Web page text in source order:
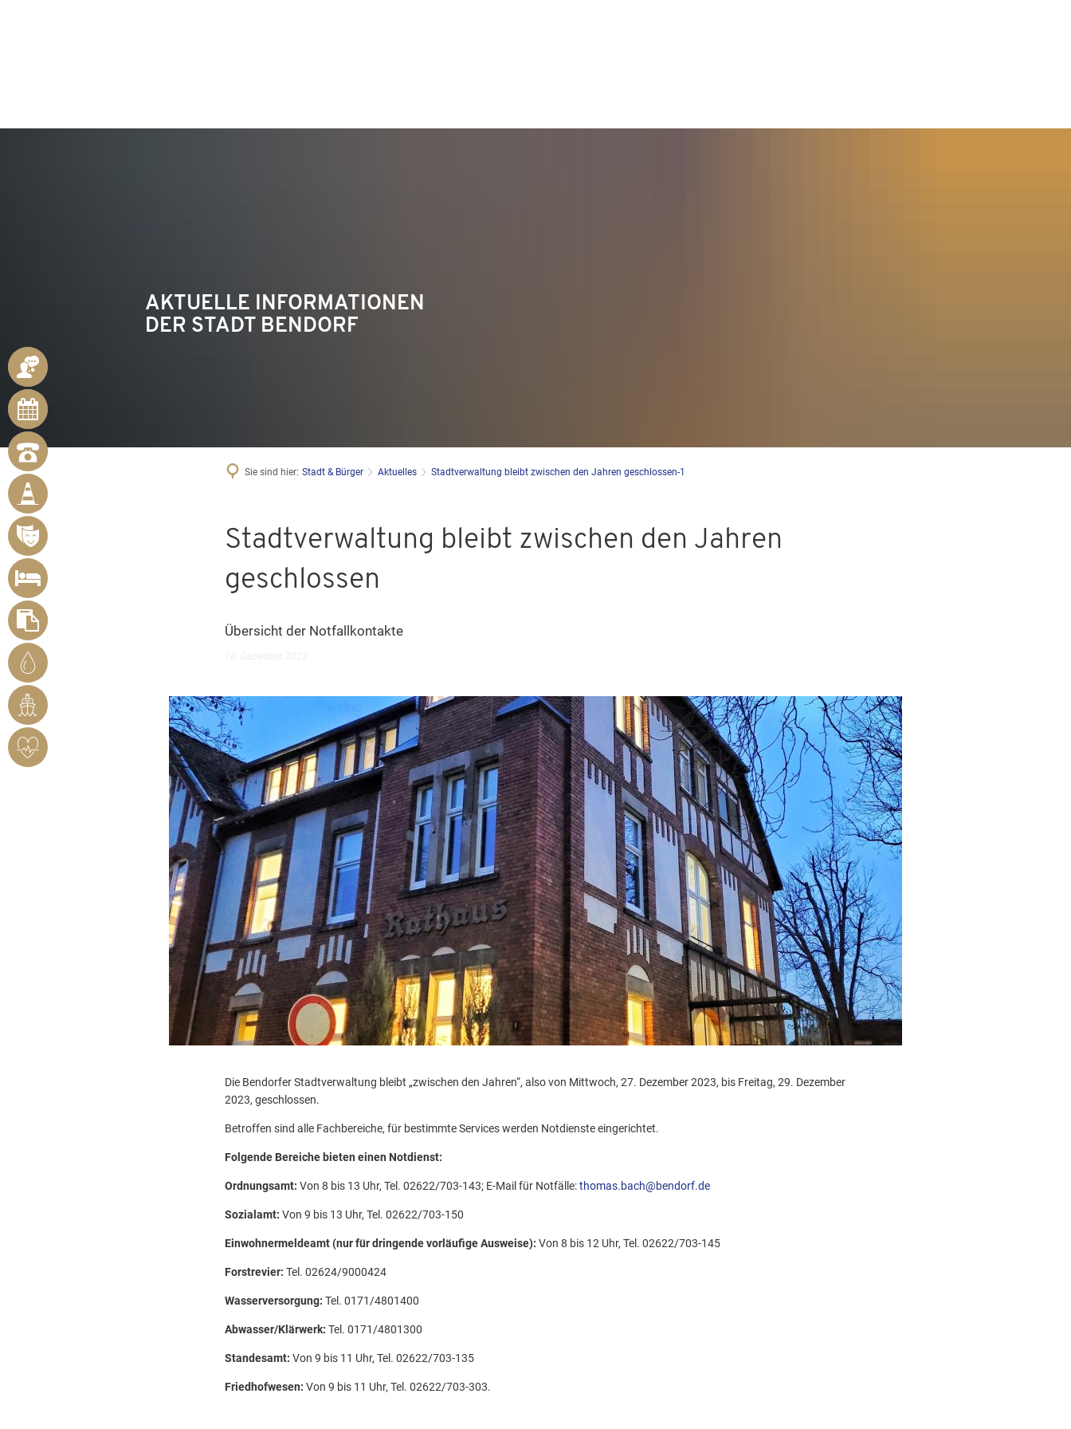
AKTUELLE INFORMATIONEN
DER STADT BENDORF
ANSPRECHPARTNER
ONLINE-
TERMINE
NOTRUFNUMMERN
BÜRGER
MELDEN
MÄNGEL
VERANSTALTUNGSÜBERSICHT
UNTERKUNFT
SUCHEN
FORMULARE
STADTWERKE
BENDORF
RHEINHAFEN
HERZSICHERES
BENDORF
Sie sind hier: Stadt & Bürger Aktuelles Stadtverwaltung bleibt zwischen den Jahren geschlossen-1
Stadtverwaltung bleibt zwischen den Jahren
geschlossen
Übersicht der Notfallkontakte
18. Dezember 2023
Die Bendorfer Stadtverwaltung bleibt „zwischen den Jahren“, also von Mittwoch, 27. Dezember 2023, bis Freitag, 29. Dezember
2023, geschlossen.
Betroffen sind alle Fachbereiche, für bestimmte Services werden Notdienste eingerichtet.
Folgende Bereiche bieten einen Notdienst:
Ordnungsamt: Von 8 bis 13 Uhr, Tel. 02622/703-143; E-Mail für Notfälle:thomas.bach@bendorf.de
Sozialamt: Von 9 bis 13 Uhr, Tel. 02622/703-150
Einwohnermeldeamt (nur für dringende vorläufige Ausweise): Von 8 bis 12 Uhr, Tel. 02622/703-145
Forstrevier: Tel. 02624/9000424
Wasserversorgung: Tel. 0171/4801400
Abwasser/Klärwerk: Tel. 0171/4801300
Standesamt: Von 9 bis 11 Uhr, Tel. 02622/703-135
Friedhofwesen: Von 9 bis 11 Uhr, Tel. 02622/703-303.